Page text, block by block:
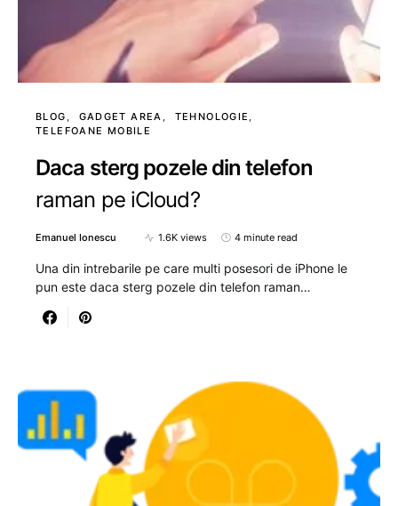
BLOG GADGET AREA
TEHNOLOGIE
TELEFOANE MOBILE
Daca sterg pozele din telefon
raman pe iCloud?
Emanuel Ionescu 1.6K views 4 minute read
Una din intrebarile pe care multi posesori de iPhone le
pun este daca sterg pozele din telefon raman…